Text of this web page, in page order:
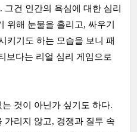
건 인간의 욕심에 대한 심리
위해 눈물을 흘리고, 싸우기
키기도 하는 모습을 보니 패
보다는 리얼 심리 게임으로
것이 아닌가 싶기도 하다.
가리지 않고, 경쟁과 질투 속